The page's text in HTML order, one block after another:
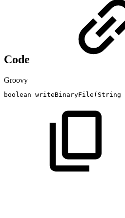
Code
Groovy
boolean writeBinaryFile ( String